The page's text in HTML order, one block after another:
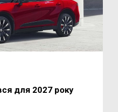
для 2027 року